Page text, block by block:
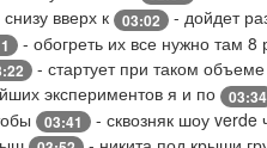
вверх к 03:02 - дойдет
- обогреть их все нужно там 8
- стартует при таком
экспериментов я и по 03:34
03:41 - сквозняк шоу verde